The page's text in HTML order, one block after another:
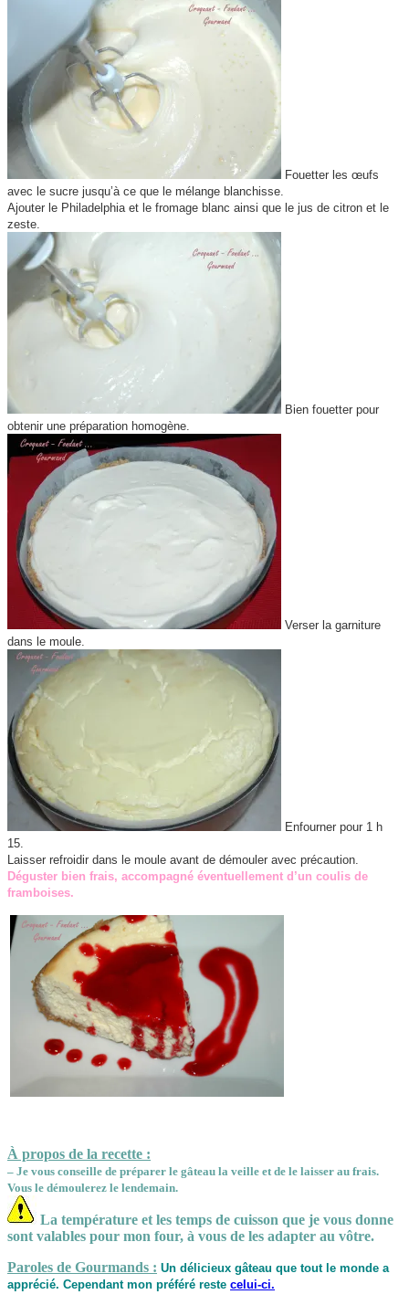
Fouetter les œufs
avec le sucre jusqu’à ce que le mélange blanchisse.
Ajouter le Philadelphia et le fromage blanc ainsi que le jus de citron et le
zeste.
Bien fouetter pour
obtenir une préparation homogène.
Verser la garniture
dans le moule.
Enfourner pour 1 h
15.
Laisser refroidir dans le moule avant de démouler avec précaution.
Déguster bien frais, accompagné éventuellement d’un coulis de
framboises.
À propos de la recette :
– Je vous conseille de préparer le gâteau la veille et de le laisser au frais.
Vous le démoulerez le lendemain.
La température et les temps de cuisson que je vous donne
sont valables pour mon four, à vous de les adapter au vôtre.
Paroles de Gourmands : Un délicieux gâteau que tout le monde a
apprécié. Cependant mon préféré reste celui-ci.